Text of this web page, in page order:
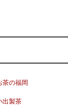
茶の福岡
出製茶